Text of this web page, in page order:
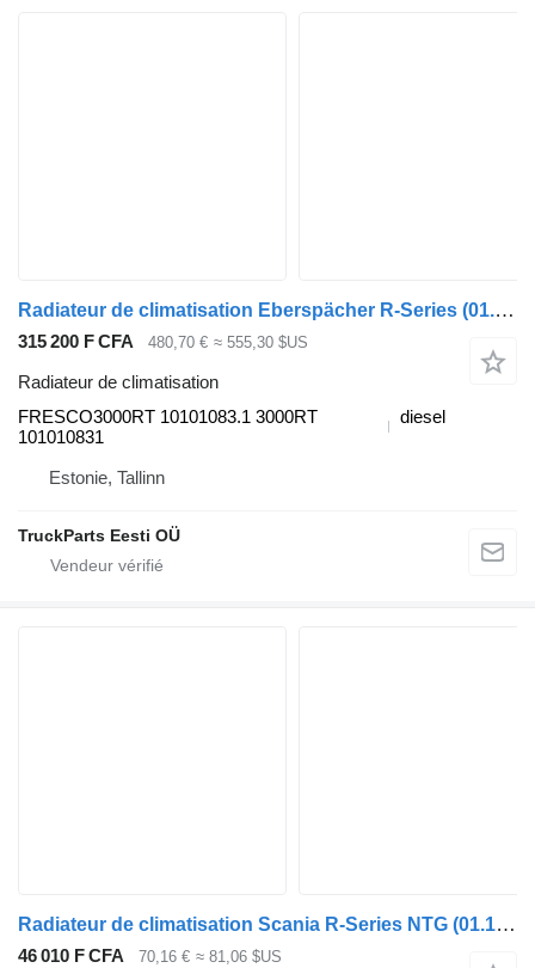
Radiateur de climatisation Eberspächer R-Series (01.13-) FRESCO3000RT pour tracteur routier Scania P,G,R,T-series (2004-2017)
315 200 F CFA 480,70 € ≈ 555,30 $US
Radiateur de climatisation
FRESCO3000RT 10101083.1 3000RT
101010831
diesel
Estonie, Tallinn
TruckParts Eesti OÜ
Radiateur de climatisation Scania R-Series NTG (01.16-) 2440120 pour tracteur routier Scania L,P,G,R,S-series (2016-)
46 010 F CFA 70,16 € ≈ 81,06 $US